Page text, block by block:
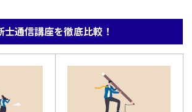
士通信講座を徹底比較！